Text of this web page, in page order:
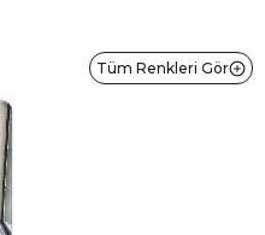
Tüm Renkleri Gör